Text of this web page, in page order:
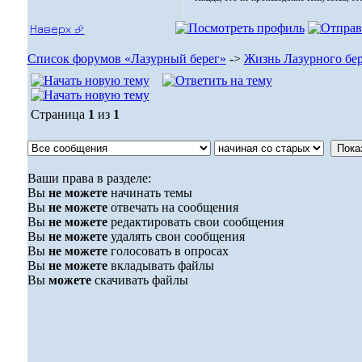
Наверх ⮵
Список форумов «Лазурный берег» -> Жизнь Лазурного
Страница 1 из 1
Ваши права в разделе:
Вы не можетеначинать темы
Вы не можетеотвечать на сообщения
Вы не можетередактировать свои сообщения
Вы не можетеудалять свои сообщения
Вы не можетеголосовать в опросах
Вы не можетевкладывать файлы
Вы можетескачивать файлы